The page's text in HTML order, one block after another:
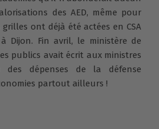
des AED, même pour
grilles ont déjà été actées en CSA
Dijon. Fin avril, le ministère de
publics avait écrit aux ministres
des dépenses de la défense
partout ailleurs !